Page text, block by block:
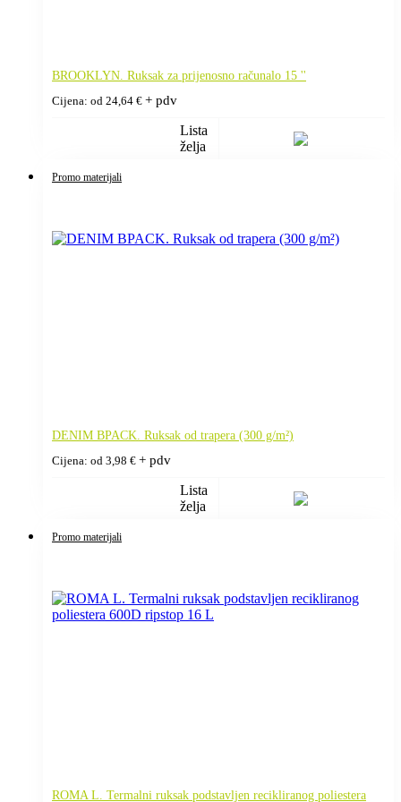
BROOKLYN. Ruksak za prijenosno računalo 15 ''
Cijena: od 24,64 € + pdv
Lista
želja
Promo materijali
DENIM BPACK. Ruksak od trapera (300 g/m²)
Cijena: od 3,98 € + pdv
Lista
želja
Promo materijali
ROMA L. Termalni ruksak podstavljen recikliranog poliestera